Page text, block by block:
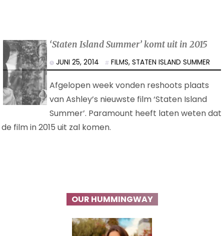
‘Staten Island Summer’ komt uit in 2015
JUNI 25, 2014 FILMS,STATEN ISLAND SUMMER
Afgelopen week vonden reshoots plaats
van Ashley’s nieuwste film ‘Staten Island
Summer’. Paramount heeft laten weten dat
de film in 2015 uit zal komen.
OUR HUMMINGWAY